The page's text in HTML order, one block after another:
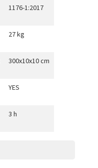
1176-1:2017
27 kg
300x10x10 cm
YES
3 h